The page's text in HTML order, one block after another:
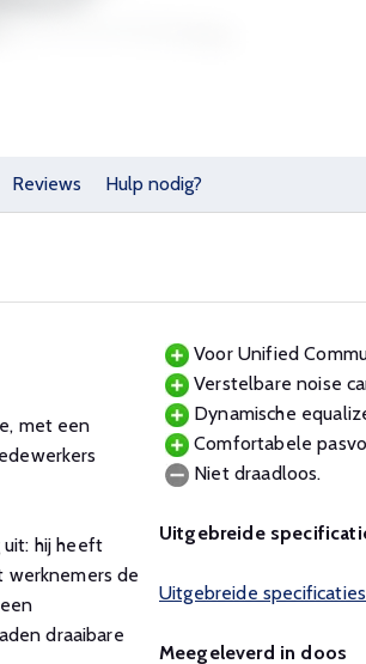
Reviews Hulp nodig?
met een
uit: hij heeft
de
draaibare
Voor Unified
Verstelbare noise
Dynamische
Comfortabele
Niet draadloos.
Uitgebreide
Uitgebreide
Meegeleverd in doos